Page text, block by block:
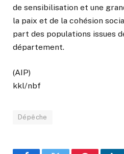
de sensibilisation et une
la paix et de la cohésion
part des populations issues
département.
(AIP)
kkl/nbf
Dépêche